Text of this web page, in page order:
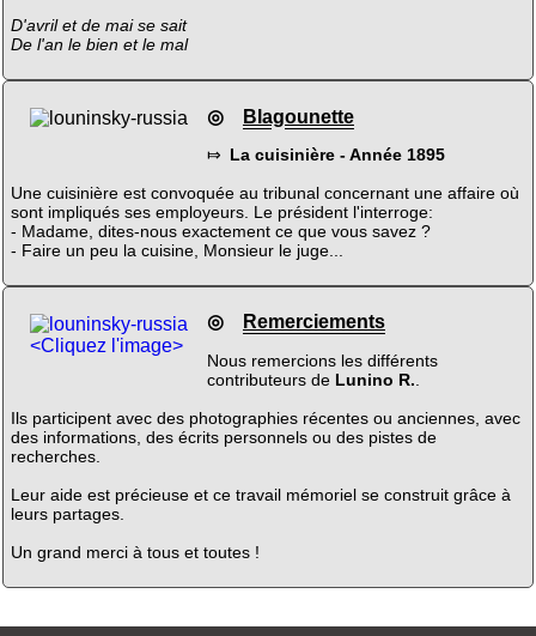
D'avril et de mai se sait
De l'an le bien et le mal
◎ Blagounette
⤇ La cuisinière - Année 1895
Une cuisinière est convoquée au tribunal concernant une affaire où
sont impliqués ses employeurs. Le président l'interroge:
- Madame, dites-nous exactement ce que vous savez ?
- Faire un peu la cuisine, Monsieur le juge...
<Cliquez l'image>
◎ Remerciements
Nous remercions les différents
contributeurs de Lunino R.
Ils participent avec des photographies récentes ou anciennes, avec
des informations, des écrits personnels ou des pistes de
recherches.
Leur aide est précieuse et ce travail mémoriel se construit grâce à
leurs partages.
Un grand merci à tous et toutes !